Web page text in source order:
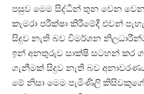
පසුව මෙම සිද්ධීන් තුන වෙන
කැමරා පරීක්ෂා කිරීමේදී එවන්
සිදුව නැති බව විමර්ශන
ඉන් අනතුරුව සාක්ෂි සටහන් කර
ගැනීමක් සිදුව නැති බව
මේ නිසා මෙම පැමිණිලි